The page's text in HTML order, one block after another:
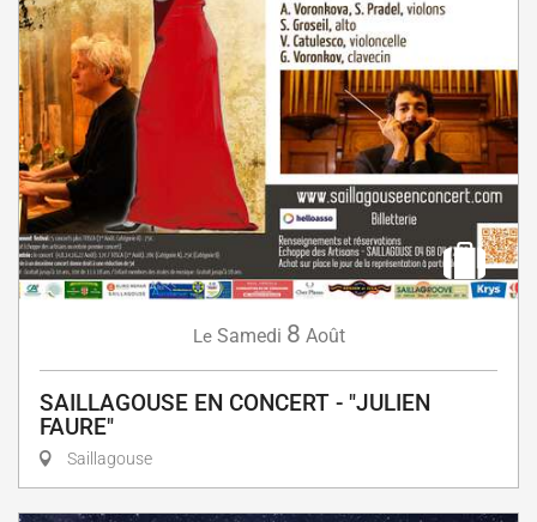
Le Samedi 8 Août
SAILLAGOUSE EN CONCERT - "JULIEN
FAURE"
Saillagouse